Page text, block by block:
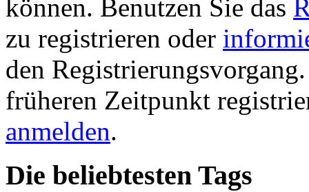
können. Benutzen Sie das
zu registrieren oder
den
früheren Zeitpunkt
anmelden.
Die beliebtesten Tags